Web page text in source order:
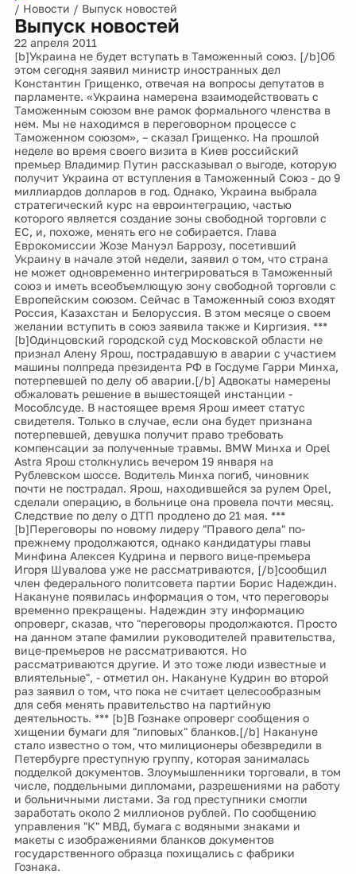
/ Новости / Выпуск новостей
Выпуск новостей
22 апреля 2011
[b]Украина не будет вступать в Таможенный союз. [/b]Об
этом сегодня заявил министр иностранных дел
Константин Грищенко, отвечая на вопросы депутатов в
парламенте. «Украина намерена взаимодействовать с
Таможенным союзом вне рамок формального членства в
нем. Мы не находимся в переговорном процессе с
Таможенном союзом», – сказал Грищенко. На прошлой
неделе во время своего визита в Киев российский
премьер Владимир Путин рассказывал о выгоде, которую
получит Украина от вступления в Таможенный Союз - до 9
миллиардов долларов в год. Однако, Украина выбрала
стратегический курс на евроинтеграцию, частью
которого является создание зоны свободной торговли с
ЕС, и, похоже, менять его не собирается. Глава
Еврокомиссии Жозе Мануэл Баррозу, посетивший
Украину в начале этой недели, заявил о том, что страна
не может одновременно интегрироваться в Таможенный
союз и иметь всеобъемлющую зону свободной торговли с
Европейским союзом. Сейчас в Таможенный союз входят
Россия, Казахстан и Белоруссия. В этом месяце о своем
желании вступить в союз заявила также и Киргизия. ***
[b]Одинцовский городской суд Московской области не
признал Алену Ярош, пострадавшую в аварии с участием
машины полпреда президента РФ в Госдуме Гарри Минха,
потерпевшей по делу об аварии.[/b] Адвокаты намерены
обжаловать решение в вышестоящей инстанции -
Мособлсуде. В настоящее время Ярош имеет статус
свидетеля. Только в случае, если она будет признана
потерпевшей, девушка получит право требовать
компенсации за полученные травмы. BMW Минха и Opel
Astra Ярош столкнулись вечером 19 января на
Рублевском шоссе. Водитель Минха погиб, чиновник
почти не пострадал. Ярош, находившейся за рулем Opel,
сделали операцию, в больнице она провела почти месяц.
Следствие по делу о ДТП продлено до 21 мая. ***
[b]Переговоры по новому лидеру "Правого дела" по-
прежнему продолжаются, однако кандидатуры главы
Минфина Алексея Кудрина и первого вице-премьера
Игоря Шувалова уже не рассматриваются, [/b]сообщил
член федерального политсовета партии Борис Надеждин.
Накануне появилась информация о том, что переговоры
временно прекращены. Надеждин эту информацию
опроверг, сказав, что "переговоры продолжаются. Просто
на данном этапе фамилии руководителей правительства,
вице-премьеров не рассматриваются. Но
рассматриваются другие. И это тоже люди известные и
влиятельные", - отметил он. Накануне Кудрин во второй
раз заявил о том, что пока не считает целесообразным
для себя менять правительство на партийную
деятельность. *** [b]В Гознаке опроверг сообщения о
хищении бумаги для "липовых" бланков.[/b] Накануне
стало известно о том, что милиционеры обезвредили в
Петербурге преступную группу, которая занималась
подделкой документов. Злоумышленники торговали, в том
числе, поддельными дипломами, разрешениями на работу
и больничными листами. За год преступники смогли
заработать около 2 миллионов рублей. По сообщению
управления "К" МВД, бумага с водяными знаками и
макеты с изображениями бланков документов
государственного образца похищались с фабрики
Гознака.